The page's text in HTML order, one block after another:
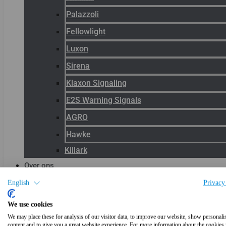
English
We use cookies
We may place these for analysis of our visitor data, to improve our website, show
Palazzoli
Fellowlight
Luxon
Sirena
Klaxon Signaling
E2S Warning Signals
AGRO
Hawke
Killark
Over ons
Blog
Productnieuws